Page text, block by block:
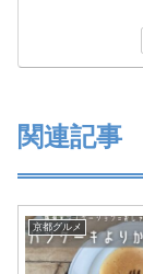
関連記事
京都グルメ